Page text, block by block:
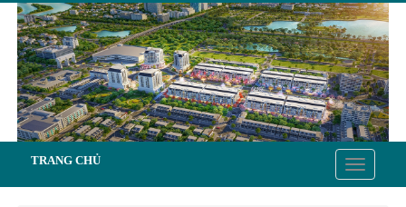
Toggle
TRANG CHỦ